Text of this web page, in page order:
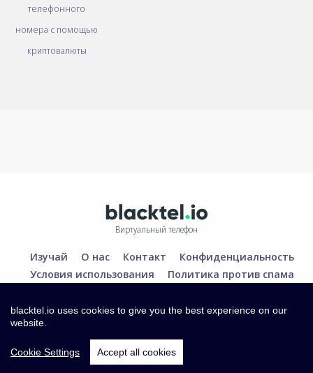
телефонного
номера с помощью
криптовалюты
Виртуальный телефон
Изучай О нас Контакт
Конфиденциальность
Условия использования
Политика против спама
blacktel.io uses cookies to give you the best experience on our
website.
Cookie Settings Accept all cookies